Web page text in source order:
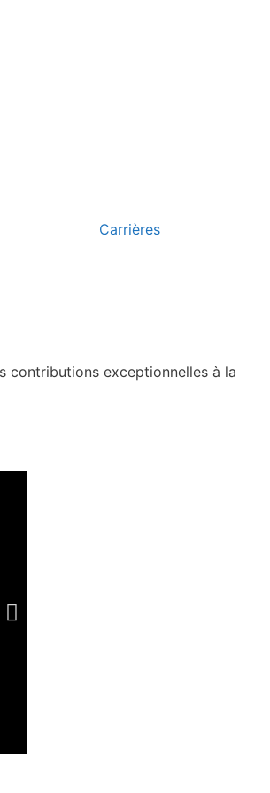
Carrières
contributions exceptionnelles à la